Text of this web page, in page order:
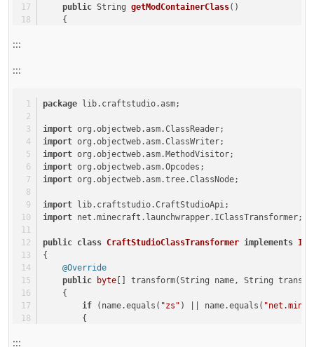
public String getModContainerClass()
{
return
null;
@Override
public String getAccessTransformerClass
{
return null;
@Override
{}
}
:::
:::
package lib.craftstudio.asm;
import org.objectweb.asm.ClassReader;
import org.objectweb.asm.ClassWriter;
import org.objectweb.asm.MethodVisitor;
import org.objectweb.asm.Opcodes;
import org.objectweb.asm.tree.ClassNode;
import lib.craftstudio.CraftStudioApi;
import net.minecraft.launchwrapper.IClassTransformer;
public class CraftStudioClassTransformer implements
{
@Override
public
byte [] transform(String name, String
{
if (name.equals( "zs" ) || name.equals(
{
:::